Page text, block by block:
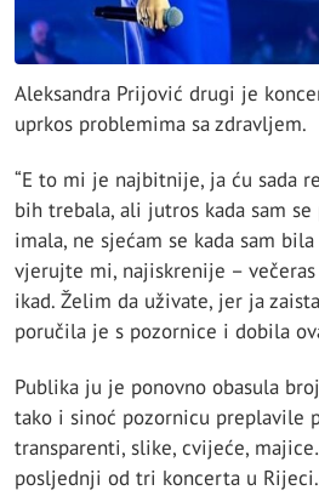
Aleksandra Prijović drugi je
uprkos problemima sa zdravljem.
“E to mi je najbitnije, ja ću sada
bih trebala, ali jutros kada sam
imala, ne sjećam se kada sam
vjerujte mi, najiskrenije –
ikad. Želim da uživate, jer ja
poručila je s pozornice i dobila
Publika ju je ponovno obasula
tako i sinoć pozornicu preplavile
transparenti, slike, cvijeće,
posljednji od tri koncerta u Rijeci.